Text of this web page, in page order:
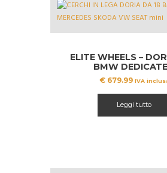
ELITE WHEELS –
BMW
€679.99 IVA
Leggi tutto